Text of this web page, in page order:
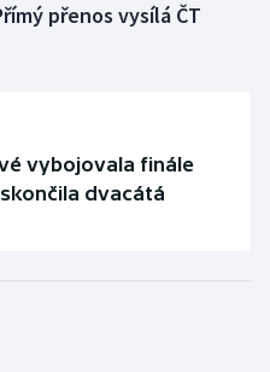
přenos vysílá ČT
vybojovala finále
dvacátá